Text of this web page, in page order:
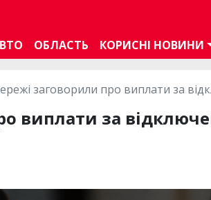
ОБЛАСТЬ КОРИСНІ НОВИНИ
заговорили про виплати за
виплати за